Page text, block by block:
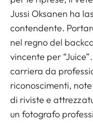
Jussi Oksanen ha
contendente.
nel regno del
vincente per
carriera da
riconoscimenti,
di riviste e
un fotografo